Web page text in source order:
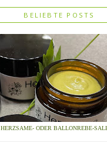
BELIEBTE POSTS
HERZSAME- ODER BALLONREBE-